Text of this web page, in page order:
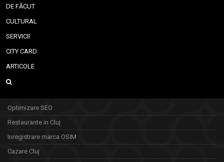
DE FĂCUT
CULTURAL
SERVICII
CITY CARD
ARTICOLE
Optimizare SEO
Restaurante in Cluj
Inregistrare marca OSIM
Cazare Cluj